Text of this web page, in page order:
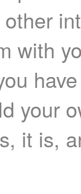
with
your
it is,